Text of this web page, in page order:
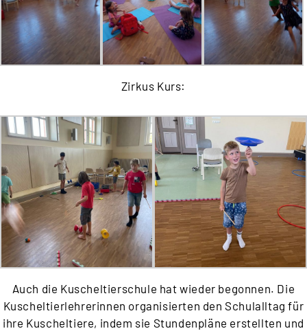
Zirkus Kurs:
Auch die Kuscheltierschule hat wieder begonnen. Die
Kuscheltierlehrerinnen organisierten den Schulalltag für
ihre Kuscheltiere, indem sie Stundenpläne erstellten und